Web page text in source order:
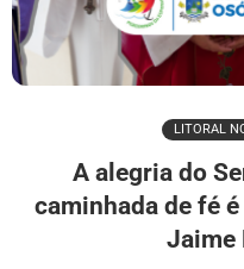
LITORAL
A alegria do
caminhada de fé
Jaime